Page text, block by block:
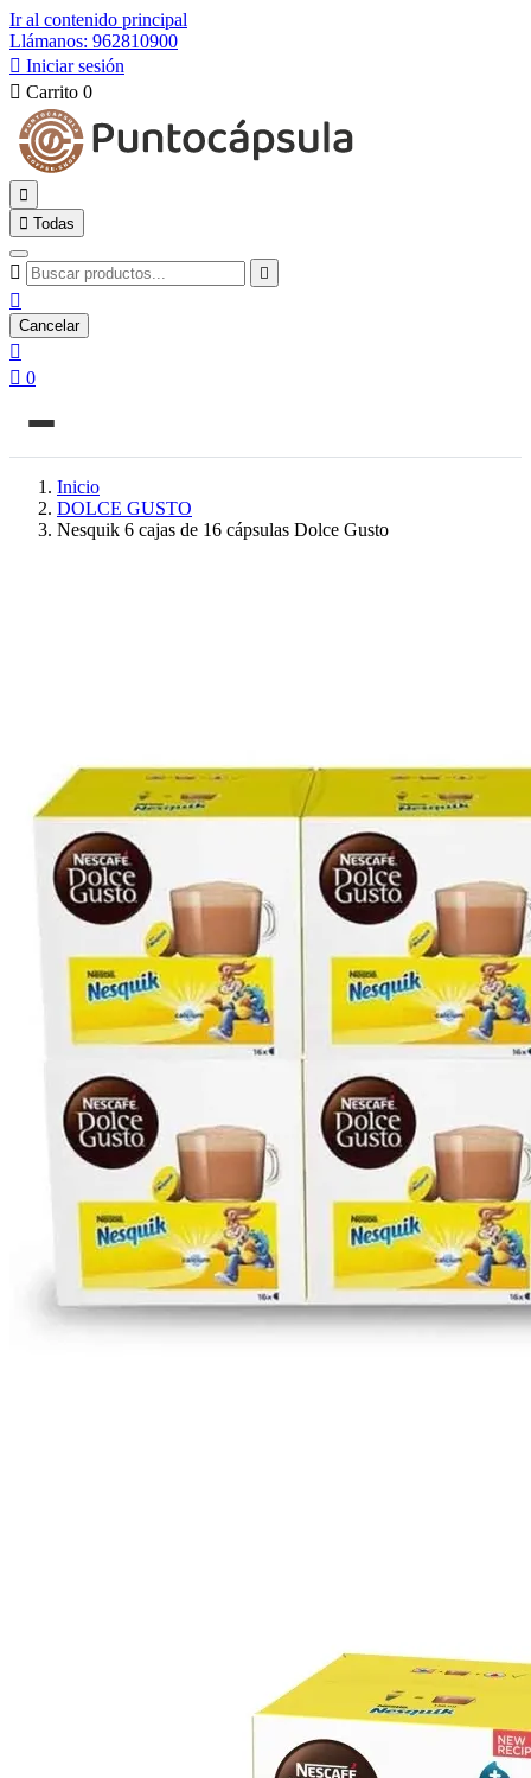
Ir al contenido principal
Llámanos: 962810900
 Iniciar sesión
 Carrito 0

 Todas
 

Cancelar

 0
Inicio
DOLCE GUSTO
Nesquik 6 cajas de 16 cápsulas Dolce Gusto